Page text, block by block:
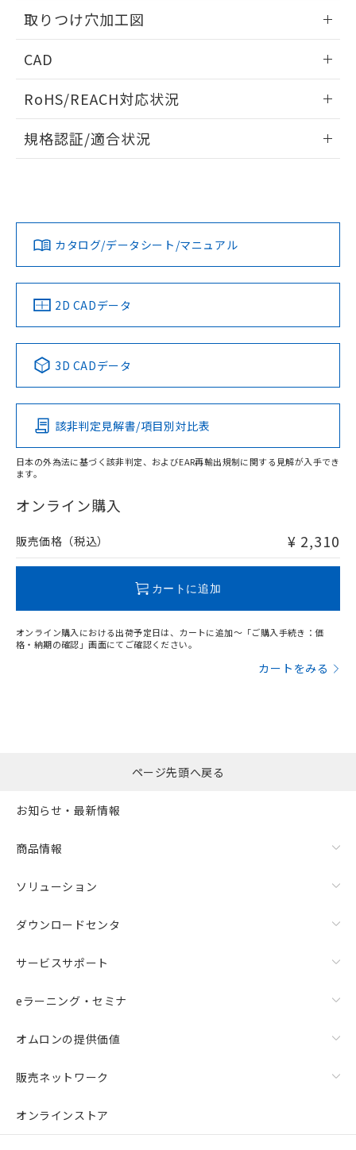
取りつけ穴加工図
CAD
ドすることができます。
ログイン/会員登録
ダウンロードデータをご利用いただく前に、以下を必ずお読
みください。
ソフトウェアの使用条件
RoHS/REACH対応状況
EU RoHS 注意事項・凡例
対応済み
中国 RoHS 注意事項・凡例
Pb Hg Cd Cr(VI)
O
在庫等で未対応品が混在する可能性があります。
問い合わせください。
規格認証/適合状況
LR型式承認
（イギリス
船舶規格）
DNV型式承認
（ノルウェー
BV型式承認
（フランス
KR型式
（韓国
No No No No
この製品の規格認証/適合状況ページへ
その他の認証はこちらのページからご検索ください
カタログ/データシート/マニュアル
2D CADデータ
3D CADデータ
該非判定見解書/項目別対比表
日本の外為法に基づく該非判定、およびEAR再輸出規制に関する見解が入手でき
ます。
オンライン購入
販売価格（税込） ¥ 2,310
カートに追加
オンライン購入における出荷予定日は、カートに追加～「ご購入手続き：価
格・納期の確認」画面にてご確認ください。
カートをみる
り、2022年1月12日より割愛しておりま
す。
ページ先頭へ戻る
お知らせ・最新情報
商品情報
ソリューション
ダウンロードセンタ
サービスサポート
eラーニング・セミナ
オムロンの提供価値
販売ネットワーク
オンラインストア